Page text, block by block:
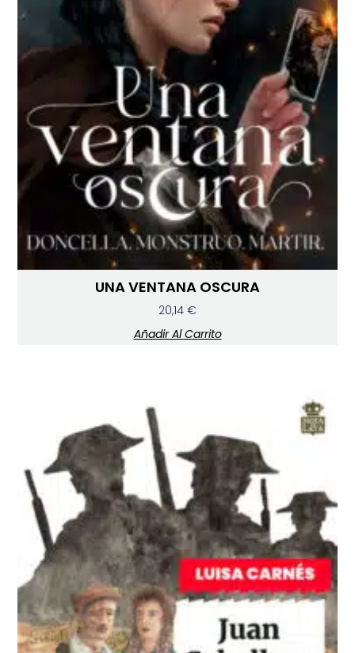
UNA VENTANA OSCURA
20,14 €
Añadir Al Carrito